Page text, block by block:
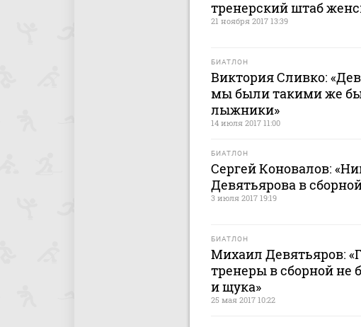
тренерский штаб
21 ноября 2017 13:39
БИАТЛОН
Виктория Сливко:
мы были такими же
лыжники»
14 июля 2017 11:00
БИАТЛОН
Сергей Коновалов:
Девятьярова в
3 июля 2017 19:19
БИАТЛОН
Михаил Девятьяров:
тренеры в сборной не
и щука»
25 мая 2017 10:22